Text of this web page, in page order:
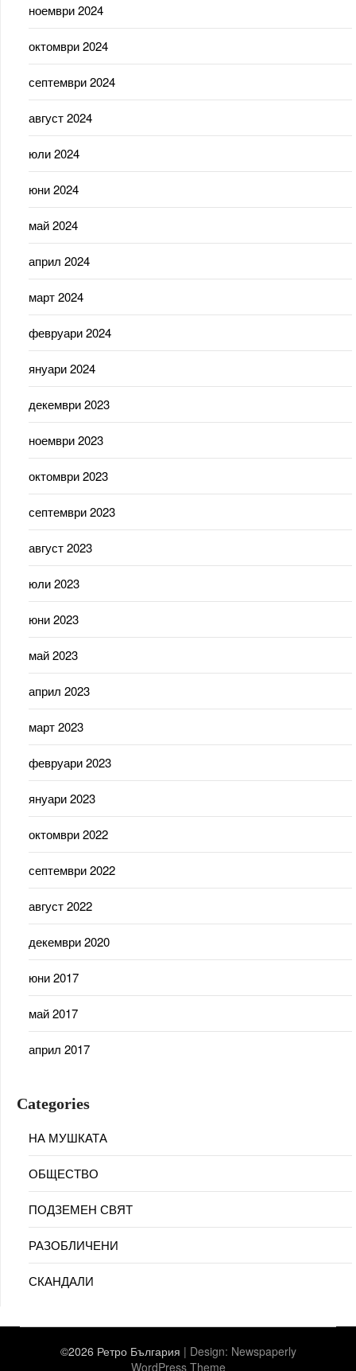
ноември 2024
октомври 2024
септември 2024
август 2024
юли 2024
юни 2024
май 2024
април 2024
март 2024
февруари 2024
януари 2024
декември 2023
ноември 2023
октомври 2023
септември 2023
август 2023
юли 2023
юни 2023
май 2023
април 2023
март 2023
февруари 2023
януари 2023
октомври 2022
септември 2022
август 2022
декември 2020
юни 2017
май 2017
април 2017
Categories
НА МУШКАТА
ОБЩЕСТВО
ПОДЗЕМЕН СВЯТ
РАЗОБЛИЧЕНИ
СКАНДАЛИ
©2026 Ретро България | Design: Newspaperly
WordPress Theme